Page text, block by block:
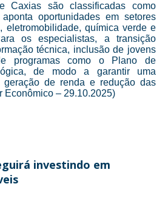
Caxias são classificadas como
oportunidades em setores
eletromobilidade, química verde e
os especialistas, a transição
técnica, inclusão de jovens
programas como o Plano de
de modo a garantir uma
geração de renda e redução das
Econômico – 29.10.2025)
investindo em